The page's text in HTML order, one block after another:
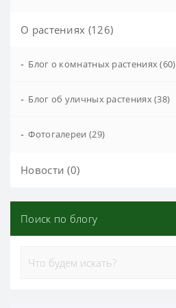
О растениях (126)
- Блог о комнатных растениях (60)
- Блог об уличных растениях (38)
- Фотогалереи (29)
Новости (0)
Поиск по блогу